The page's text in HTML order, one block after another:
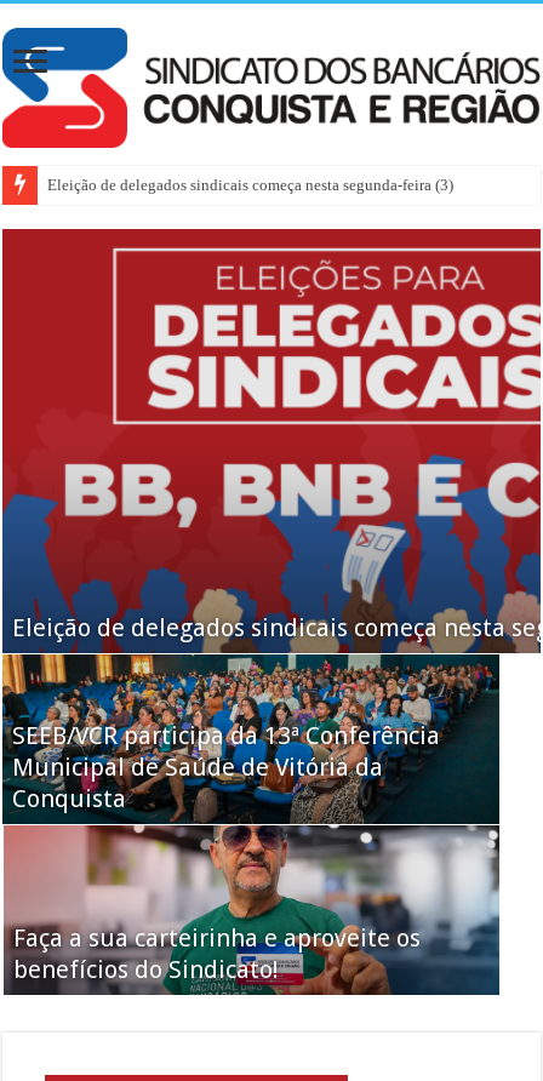
Eleição de delegados sindicais começa nesta segunda-feira (3)
Eleição de delegados sindicais começa nesta
SEEB/VCR participa da 13ª Conferência
Municipal de Saúde de Vitória da
Conquista
Faça a sua carteirinha e aproveite os
benefícios do Sindicato!